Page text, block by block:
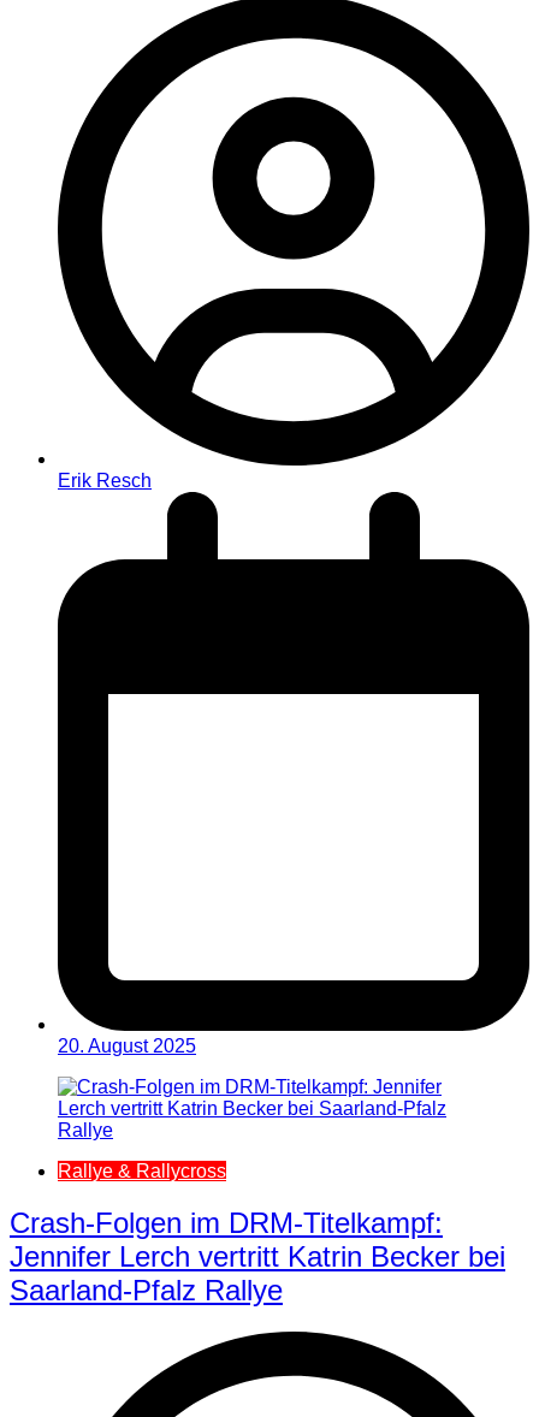
Erik Resch
20. August 2025
Rallye & Rallycross
Crash-Folgen im DRM-Titelkampf:
Jennifer Lerch vertritt Katrin Becker bei
Saarland-Pfalz Rallye